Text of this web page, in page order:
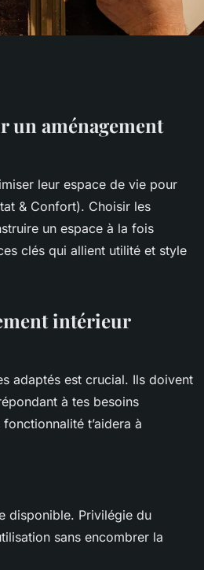
un aménagement
leur espace de vie pour
& Confort). Choisir les
un espace à la fois
clés qui allient utilité et style
intérieur
adaptés est crucial. Ils doivent
à tes besoins
t’aidera à
disponible. Privilégie du
sans encombrer la